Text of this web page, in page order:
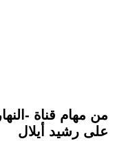
من مهام قناة -
على رشيد أيلال